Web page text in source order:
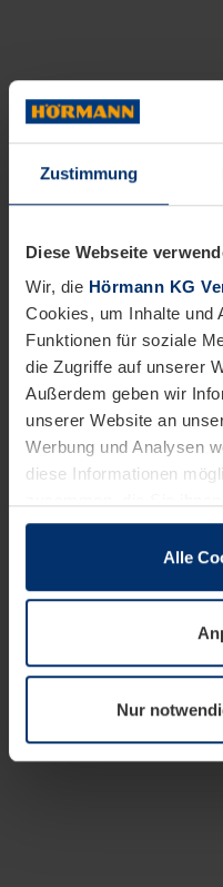
Zustimmung
Diese Webseite
Wir, die Hörmann KG
Cookies, um Inhalte und
Funktionen für soziale
die Zugriffe auf unserer
Außerdem geben wir
unserer Website an
Werbung und Analysen
diese Informationen
sie im Rahmen Ihrer
wenn diese für den
notwendig sind. Für alle
wir Ihre Erlaubnis. Ihre
Datenschutzerklärung
widerrufen.
Alle
Nur